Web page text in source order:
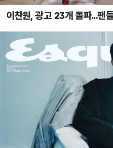
이찬원, 광고 23개 돌파...팬